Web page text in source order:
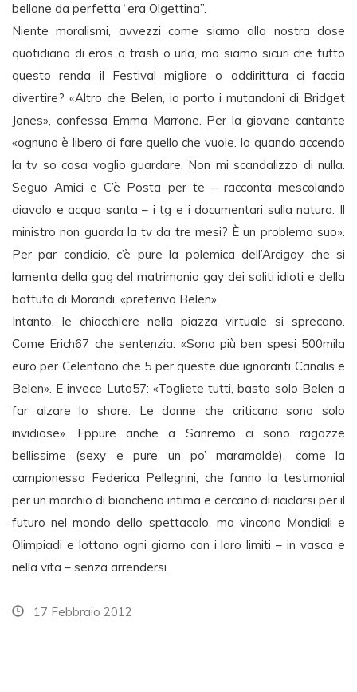
bellone da perfetta “era Olgettina”.
Niente moralismi, avvezzi come siamo alla nostra dose
quotidiana di eros o trash o urla, ma siamo sicuri che tutto
questo renda il Festival migliore o addirittura ci faccia
divertire? «Altro che Belen, io porto i mutandoni di Bridget
Jones», confessa Emma Marrone. Per la giovane cantante
«ognuno è libero di fare quello che vuole. Io quando accendo
la tv so cosa voglio guardare. Non mi scandalizzo di nulla.
Seguo Amici e C’è Posta per te – racconta mescolando
diavolo e acqua santa – i tg e i documentari sulla natura. Il
ministro non guarda la tv da tre mesi? È un problema suo».
Per par condicio, c’è pure la polemica dell’Arcigay che si
lamenta della gag del matrimonio gay dei soliti idioti e della
battuta di Morandi, «preferivo Belen».
Intanto, le chiacchiere nella piazza virtuale si sprecano.
Come Erich67 che sentenzia: «Sono più ben spesi 500mila
euro per Celentano che 5 per queste due ignoranti Canalis e
Belen». E invece Luto57: «Togliete tutti, basta solo Belen a
far alzare lo share. Le donne che criticano sono solo
invidiose». Eppure anche a Sanremo ci sono ragazze
bellissime (sexy e pure un po’ maramalde), come la
campionessa Federica Pellegrini, che fanno la testimonial
per un marchio di biancheria intima e cercano di riciclarsi per il
futuro nel mondo dello spettacolo, ma vincono Mondiali e
Olimpiadi e lottano ogni giorno con i loro limiti – in vasca e
nella vita – senza arrendersi.
17 Febbraio 2012